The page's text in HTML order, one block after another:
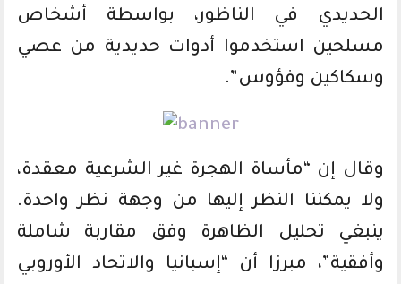
الحديدي في الناظور، بواسطة أشخاص
مسلحين استخدموا أدوات حديدية من عصي
وسكاكين وفؤوس”.
وقال إن “مأساة الهجرة غير الشرعية معقدة،
ولا يمكننا النظر إليها من وجهة نظر واحدة.
ينبغي تحليل الظاهرة وفق مقاربة شاملة
وأفقية”، مبرزا أن “إسبانيا والاتحاد الأوروبي